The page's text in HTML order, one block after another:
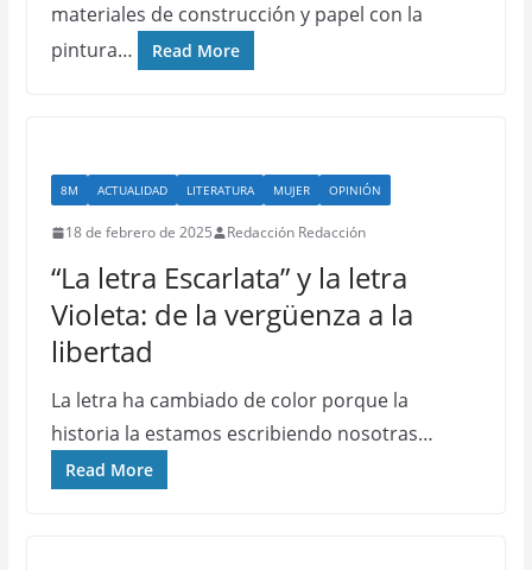
materiales de construcción y papel con la
pintura…
Read More
8M ACTUALIDAD LITERATURA MUJER OPINIÓN
18 de febrero de 2025 Redacción Redacción
“La letra Escarlata” y la letra
Violeta: de la vergüenza a la
libertad
La letra ha cambiado de color porque la
historia la estamos escribiendo nosotras…
Read More